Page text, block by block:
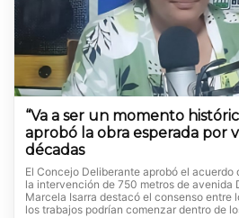
“Va a ser un momento
aprobó la obra esperada por
décadas
El Concejo Deliberante aprobó el
la intervención de 750 metros de avenida
Marcela Isarra destacó el consenso entre
los trabajos podrían comenzar dentro de